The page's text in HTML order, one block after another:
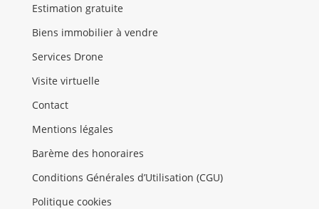
Estimation gratuite
Biens immobilier à vendre
Services Drone
Visite virtuelle
Contact
Mentions légales
Barème des honoraires
Conditions Générales d’Utilisation (CGU)
Politique cookies